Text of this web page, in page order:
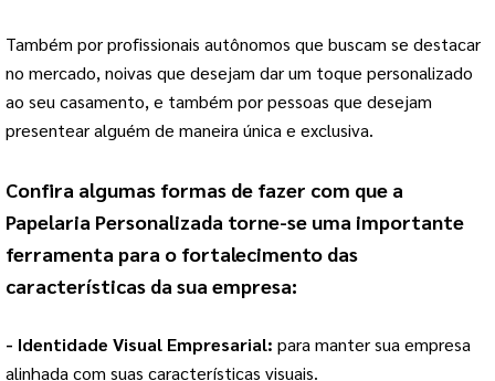
Também por profissionais autônomos que buscam se destacar
no mercado, noivas que desejam dar um toque personalizado
ao seu casamento, e também por pessoas que desejam
presentear alguém de maneira única e exclusiva.
Papelaria Personalizada torne-se uma importante
ferramenta para o fortalecimento das
características da sua empresa:
- Identidade Visual Empresarial: para manter sua empresa
alinhada com suas características visuais.